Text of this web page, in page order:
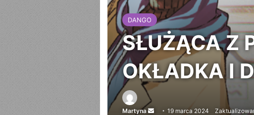
DANGO
SŁUŻĄCA Z
OKŁADKA I
Martyna
Send19 marca 2024